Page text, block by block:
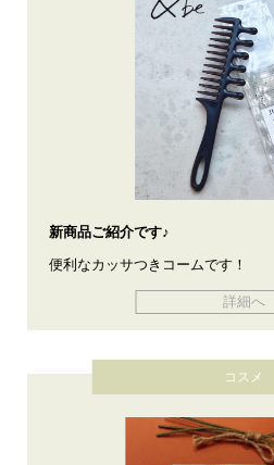
新商品ご紹介です♪
便利なカッサつきコームです！
詳細へ
コスメ